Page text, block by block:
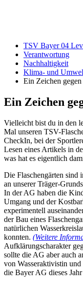
TSV Bayer 04
Verantwortung
Nachhaltigkeit
Klima- und
Ein Zeichen
Ein Zeichen
Vielleicht bist du in den
Mal unseren TSV-
CheckIn, bei der
Lesen eines Artikels in
was hat es eigentlich
Die Flaschengärten sind
an unserer Träger-
In der AG haben die
Umgang und der
experimentell
der Bau eines
natürlichen
konnten. (Weitere
Aufklärungscharakter
sollte die AG aber auch
von Wasseraktivistin
die Bayer AG dieses